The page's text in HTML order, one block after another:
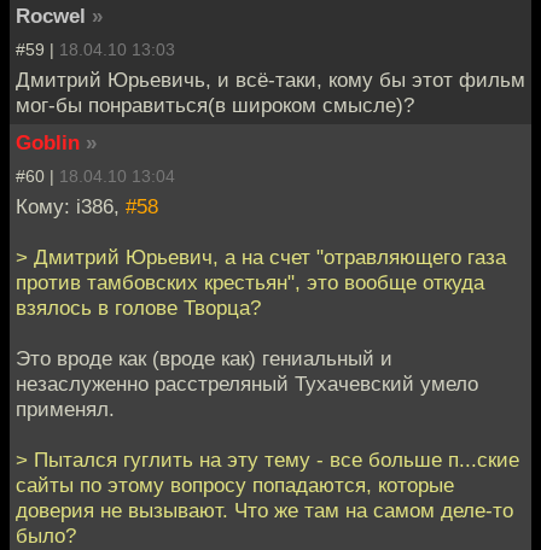
Rocwel »
#59 | 18.04.10 13:03
Дмитрий Юрьевичь, и всё-таки, кому бы этот фильм
мог-бы понравиться(в широком смысле)?
Goblin »
#60 | 18.04.10 13:04
Кому: i386, #58
> Дмитрий Юрьевич, а на счет "отравляющего газа
против тамбовских крестьян", это вообще откуда
взялось в голове Творца?
Это вроде как (вроде как) гениальный и
незаслуженно расстреляный Тухачевский умело
применял.
> Пытался гуглить на эту тему - все больше п...ские
сайты по этому вопросу попадаются, которые
доверия не вызывают. Что же там на самом деле-то
было?